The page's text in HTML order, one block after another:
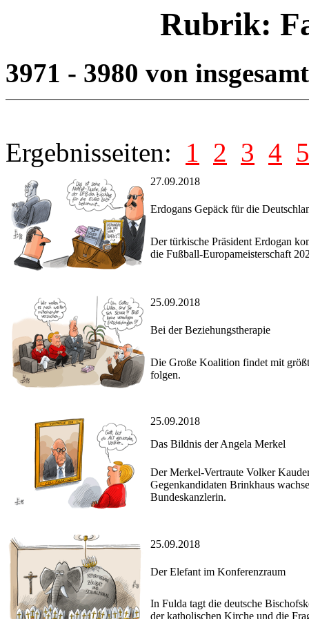
Rubrik:
3971 - 3980 von
Ergebnisseiten: 1 2 3 4 5
27.09.2018
Erdogans Gepäck für die
Der türkische Präsident Erdogan
die Fußball-Europameisterschaft
25.09.2018
Bei der Beziehungstherapie
Die Große Koalition findet mit
folgen.
25.09.2018
Das Bildnis der Angela Merkel
Der Merkel-Vertraute Volker
Gegenkandidaten Brinkhaus
Bundeskanzlerin.
25.09.2018
Der Elefant im Konferenzraum
In Fulda tagt die deutsche
der katholischen Kirche und die